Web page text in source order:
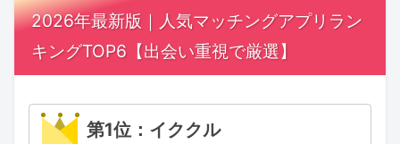
2026年最新版｜人気マッチングアプリラン
キングTOP6【出会い重視で厳選】
第1位：イククル